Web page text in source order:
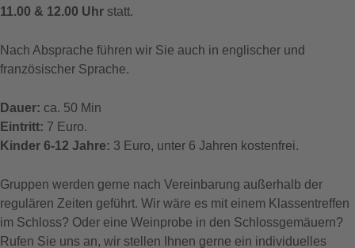
11.00 & 12.00 Uhr statt.
Nach Absprache führen wir Sie auch in englischer und
französischer Sprache.
Dauer: ca. 50 Min
Eintritt: 7 Euro.
Kinder 6-12 Jahre: 3 Euro, unter 6 Jahren kostenfrei.
Gruppen werden gerne nach Vereinbarung außerhalb der
regulären Zeiten geführt. Wir wäre es mit einem Klassentreffen
im Schloss? Oder eine Weinprobe in den Schlossgemäuern?
Rufen Sie uns an, wir stellen Ihnen gerne ein individuelles